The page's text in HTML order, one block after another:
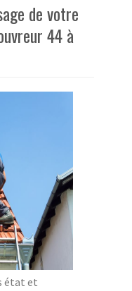
de votre
44 à
état et